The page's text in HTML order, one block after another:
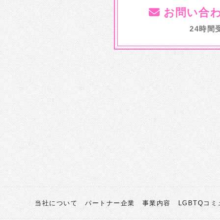
お問い合
24時間
当社について パートナー企業 事業内容 LGBTQコミ